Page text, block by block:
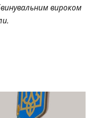
вироком